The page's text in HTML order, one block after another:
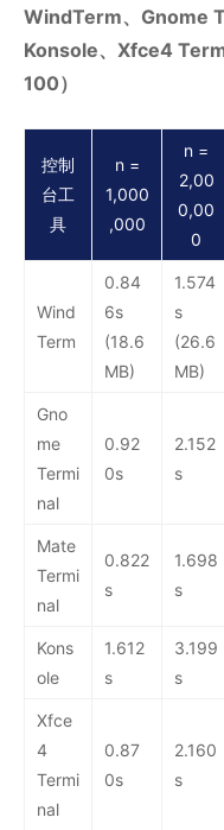
WindTerm、Gnome
Konsole、Xfce4
100）
控制
台工
具
n =
1,000
,000
n =
2,00
0,00
0
Wind
Term
0.84
6s
(18.6
MB)
1.574
s
(26.6
MB)
Gno
me
Termi
nal
0.92
0s
2.152
s
Mate
Termi
nal
0.822
s
1.698
s
Kons
ole
1.612
s
3.199
s
Xfce
4
Termi
nal
0.87
0s
2.160
s